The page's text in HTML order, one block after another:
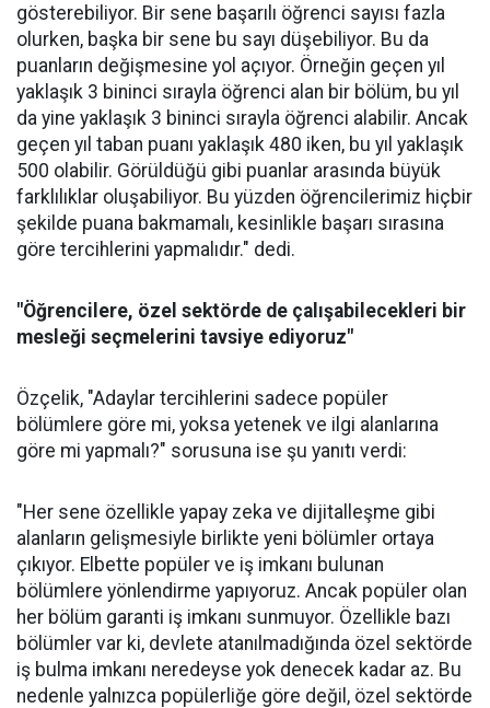
gösterebiliyor. Bir sene başarılı öğrenci sayısı fazla
olurken, başka bir sene bu sayı düşebiliyor. Bu da
puanların değişmesine yol açıyor. Örneğin geçen yıl
yaklaşık 3 bininci sırayla öğrenci alan bir bölüm, bu yıl
da yine yaklaşık 3 bininci sırayla öğrenci alabilir. Ancak
geçen yıl taban puanı yaklaşık 480 iken, bu yıl yaklaşık
500 olabilir. Görüldüğü gibi puanlar arasında büyük
farklılıklar oluşabiliyor. Bu yüzden öğrencilerimiz hiçbir
şekilde puana bakmamalı, kesinlikle başarı sırasına
göre tercihlerini yapmalıdır." dedi.
"Öğrencilere, özel sektörde de çalışabilecekleri bir
mesleği seçmelerini tavsiye ediyoruz"
Özçelik, "Adaylar tercihlerini sadece popüler
bölümlere göre mi, yoksa yetenek ve ilgi alanlarına
göre mi yapmalı?" sorusuna ise şu yanıtı verdi:
"Her sene özellikle yapay zeka ve dijitalleşme gibi
alanların gelişmesiyle birlikte yeni bölümler ortaya
çıkıyor. Elbette popüler ve iş imkanı bulunan
bölümlere yönlendirme yapıyoruz. Ancak popüler olan
her bölüm garanti iş imkanı sunmuyor. Özellikle bazı
bölümler var ki, devlete atanılmadığında özel sektörde
iş bulma imkanı neredeyse yok denecek kadar az. Bu
nedenle yalnızca popülerliğe göre değil, özel sektörde